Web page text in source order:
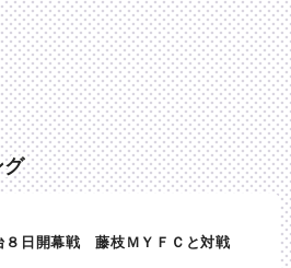
グ
８日開幕戦 藤枝ＭＹＦＣと対戦